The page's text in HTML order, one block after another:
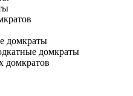
домкраты
домкраты
домкратов